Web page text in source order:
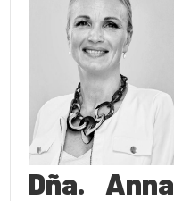
Dña. Anna